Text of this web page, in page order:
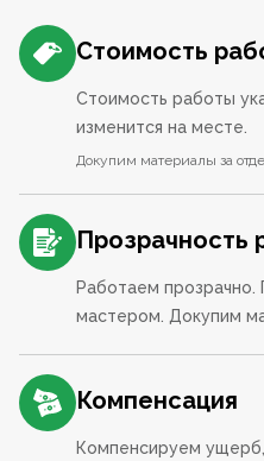
Стоимость
Стоимость работы
изменится на месте.
Докупим материалы за
Прозрачность
Работаем
мастером. Докупим
Компенсация
Компенсируем